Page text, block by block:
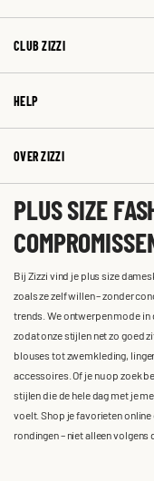
CLUB ZIZZI
HELP
OVER ZIZZI
PLUS SIZE
Bij Zizzi vind je plus size
zoals ze zelf willen – zonder
trends. We ontwerpen mode
zodat onze stijlen net zo goed
blouses tot zwemkleding,
accessoires. Of je nu op zoek
stijlen die de hele dag met je
voelt. Shop je favorieten
rondingen – niet alleen volgens